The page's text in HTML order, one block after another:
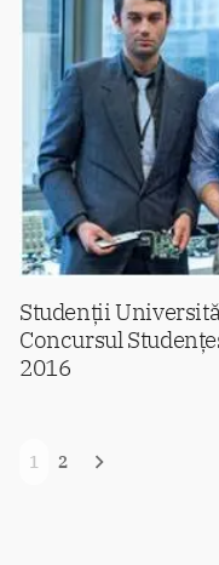
Studenții
Concursul
2016
1 2